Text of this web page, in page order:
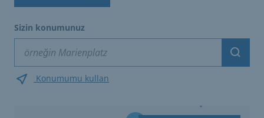
Sizin konumunuz
Konumumu kullan